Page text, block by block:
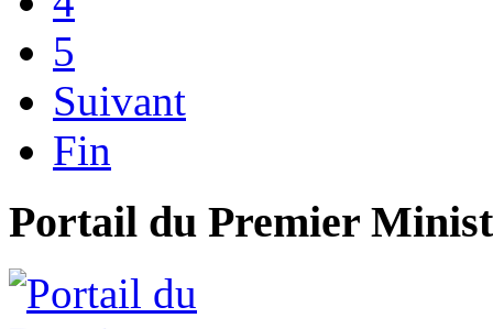
5
Suivant
Fin
Portail du Premier